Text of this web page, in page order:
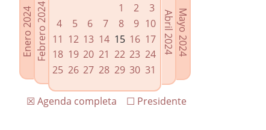
Enero 2024Febrero 2024
1
2
3
4
5 6 7 8 9 10
11 12 13 14 15 16 17
18 19 20 21 22 23 24
25 26 27 28 29 30 31
Mayo 2024
Abril 2024
☐ Presidente
☒ Agenda completa